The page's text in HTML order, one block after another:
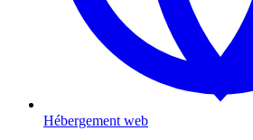
Hébergement web